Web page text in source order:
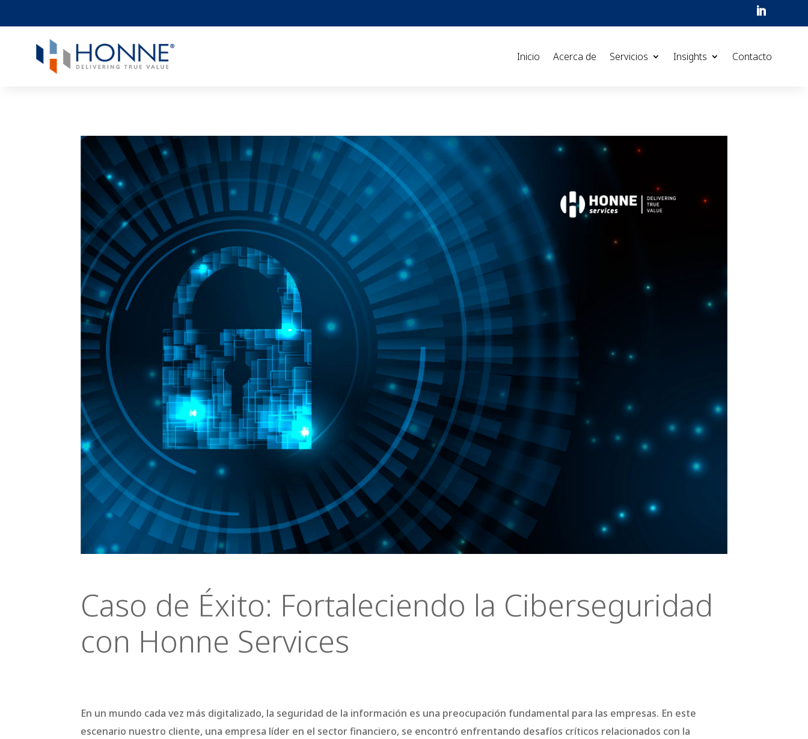
Inicio Acerca de Servicios Insights Contacto
Caso de Éxito: Fortaleciendo la Ciberseguridad
con Honne Services
En un mundo cada vez más digitalizado, la seguridad de la información es una preocupación fundamental para las empresas. En este
escenario nuestro cliente, una empresa líder en el sector financiero, se encontró enfrentando desafíos críticos relacionados con la